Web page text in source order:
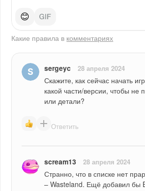
😊
Какие правила в комментариях
sergeyc 28 апреля 2024
Скажите, как сейчас начать
какой части/версии, чтобы не
или детали?
Ответить
scream13 28 апреля 2024
Странно, что в списке нет
– Wasteland. Ещё добавил бы